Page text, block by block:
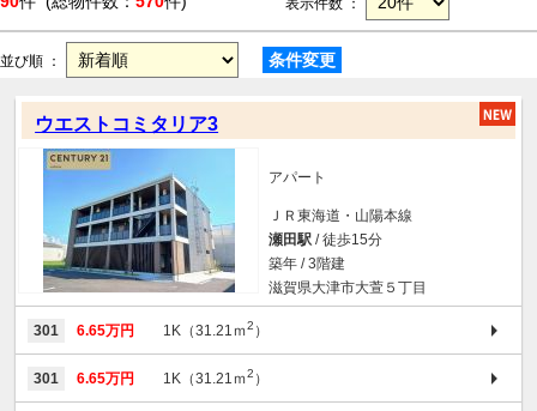
表示件数 ：
並び順 ： 条件変更
ウエストコミタリア3
アパート
ＪＲ東海道・山陽本線
瀬田駅 / 徒歩15分
築年 / 3階建
滋賀県大津市大萱５丁目
301 6.65万円 1K（31.21ｍ2 ）
301 6.65万円 1K（31.21ｍ2 ）